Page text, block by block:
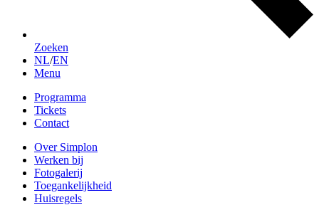
Zoeken
NL/EN
Menu
Programma
Tickets
Contact
Over Simplon
Werken bij
Fotogalerij
Toegankelijkheid
Huisregels